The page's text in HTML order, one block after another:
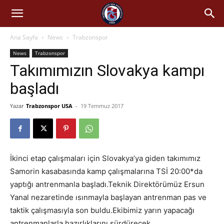
Ana Sayfa News Trabzonspor
News Trabzonspor
Takımımızın Slovakya kampı
başladı
Yazar Trabzonspor USA - 19 Temmuz 2017
İkinci etap çalışmaları için Slovakya’ya giden takımımız
Samorin kasabasında kamp çalışmalarına TSİ 20:00*da
yaptığı antrenmanla başladı.Teknik Direktörümüz Ersun
Yanal nezaretinde ısınmayla başlayan antrenman pas ve
taktik çalışmasıyla son buldu.Ekibimiz yarın yapacağı